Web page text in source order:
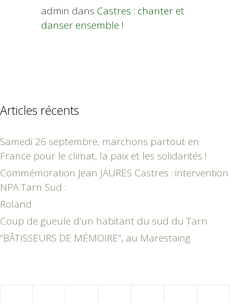
admin dans Castres : chanter et
danser ensemble !
Articles récents
Samedi 26 septembre, marchons partout en
France pour le climat, la paix et les solidarités !
Commémoration Jean JAURES Castres : intervention
NPA Tarn Sud :
Roland
Coup de gueule d’un habitant du sud du Tarn
“BÂTISSEURS DE MÉMOIRE”, au Marestaing